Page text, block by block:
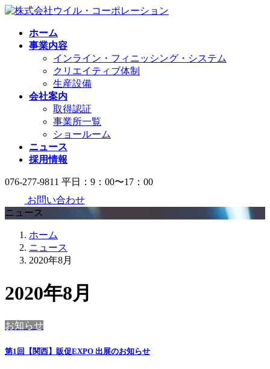
コ
ナ
ホーム
事業内容
インライン・フィニッシング・システム
クリエイティブ体制
生産設備
会社案内
取得認証
事業所一覧
ショールーム
ニュース
採用情報
076-277-9811 平日：9：00〜17：00
お問い合わせ
ニュース
ホーム
ニュース
2020年8月
2020年8月
お知らせ
第1回【関西】販促EXPO 出展のお知らせ